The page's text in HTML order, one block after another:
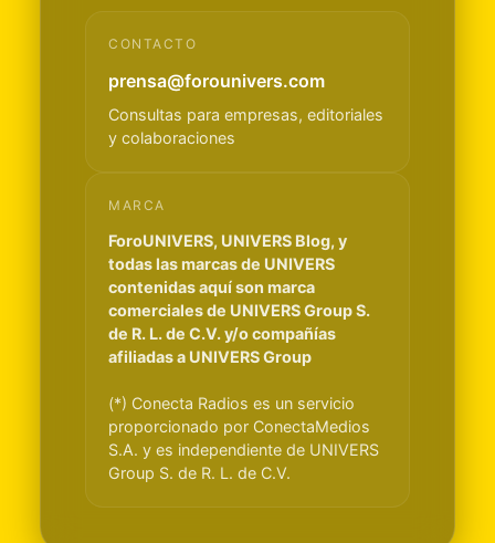
CONTACTO
prensa@forounivers.com
Consultas para empresas, editoriales
y colaboraciones
MARCA
ForoUNIVERS, UNIVERS Blog, y
todas las marcas de UNIVERS
contenidas aquí son marca
comerciales de UNIVERS Group S.
de R. L. de C.V. y/o compañías
afiliadas a UNIVERS Group
(*) Conecta Radios es un servicio
proporcionado por ConectaMedios
S.A. y es independiente de UNIVERS
Group S. de R. L. de C.V.